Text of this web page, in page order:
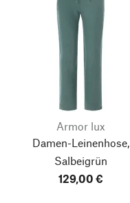
Armor lux
Damen-Leinenhose,
Salbeigrün
129,00 €